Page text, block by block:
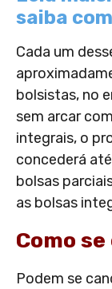
saiba
Cada um
bolsistas, no
sem arcar
integrais, o
concederá
bolsas
as bolsas
Como
Podem se